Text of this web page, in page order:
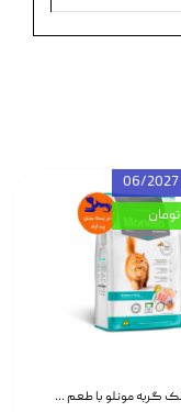
غذای خشک گربه مونلو با طعم گوشت پرندگان و ماهی سالمون Monello Adult Hairball Control وزن 1 کیلوگرم